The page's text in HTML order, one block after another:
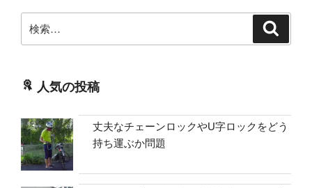
索:
人気の投稿
丈夫なチェーンロックやU字ロックをどう
持ち運ぶか問題